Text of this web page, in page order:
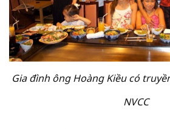
Gia đình ông Hoàng Kiều có
NVCC